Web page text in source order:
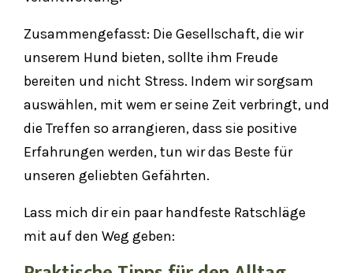
Zusammengefasst: Die Gesellschaft, die wir
unserem Hund bieten, sollte ihm Freude
bereiten und nicht Stress. Indem wir sorgsam
auswählen, mit wem er seine Zeit verbringt, und
die Treffen so arrangieren, dass sie positive
Erfahrungen werden, tun wir das Beste für
unseren geliebten Gefährten.
Lass mich dir ein paar handfeste Ratschläge
mit auf den Weg geben: